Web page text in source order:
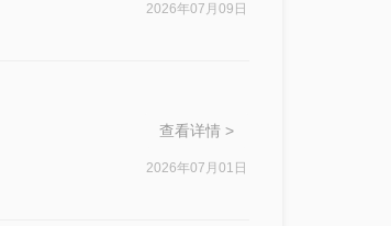
2026年07月09日
查看详情 >
2026年07月01日